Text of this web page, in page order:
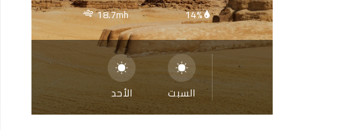
14%
18.7mh
السبت الأحد